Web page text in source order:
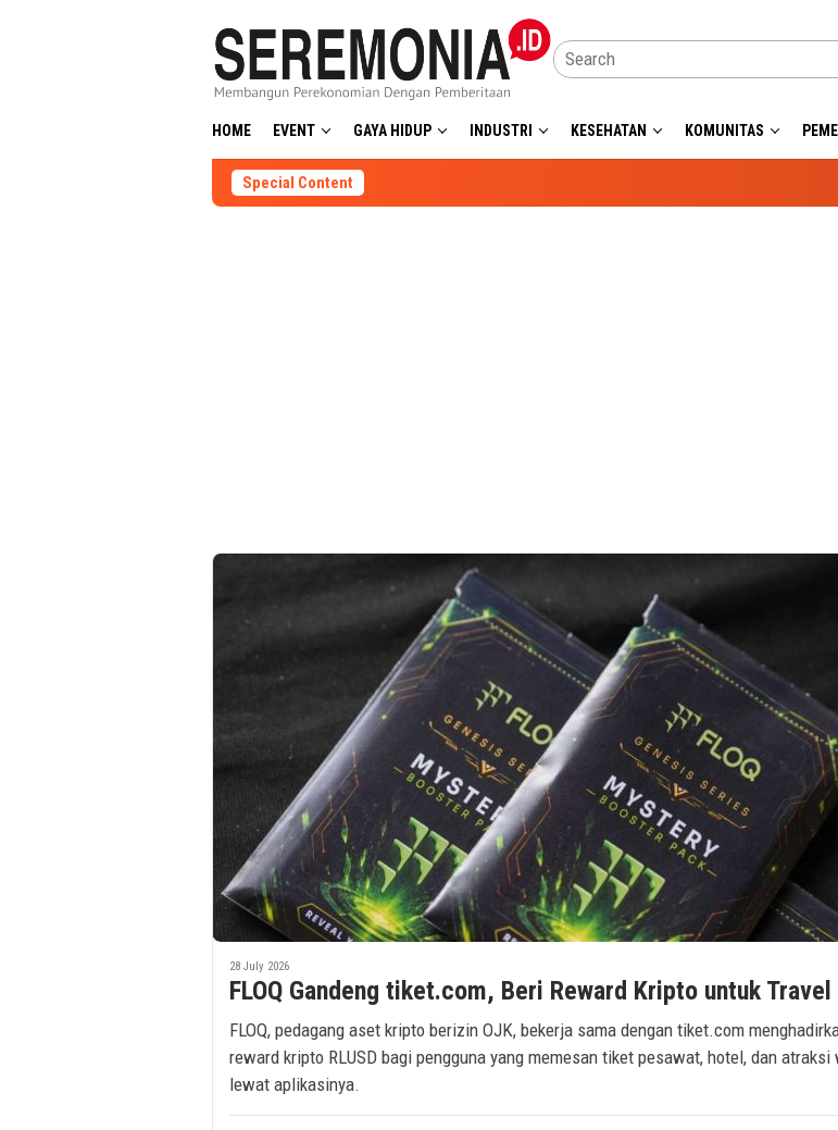
HOME EVENT GAYA HIDUP INDUSTRI KESEHATAN KOMUNITAS
Special Content
28 July 2026
FLOQ Gandeng tiket.com, Beri Reward Kripto untuk Travel
FLOQ, pedagang aset kripto berizin OJK, bekerja sama dengan tiket.com
reward kripto RLUSD bagi pengguna yang memesan tiket pesawat, hotel, dan
lewat aplikasinya.